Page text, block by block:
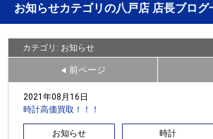
お知らせカテゴリの八戸店 店長ブログ
カテゴリ: お知らせ
◀ 前ページ
2021年08月16日
時計高価買取！！！
お知らせ 時計